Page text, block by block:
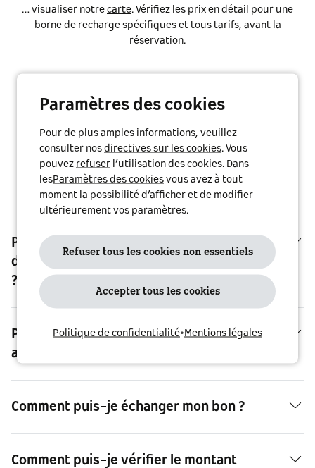
… visualiser notre carte. Vérifiez les prix en détail pour une
borne de recharge spécifiques et tous tarifs, avant la
réservation.
FAQs
Pourquoi suis-je facturé pour des sessions
de recharge qui ont eu lieu il y a longtemps
?
Pourquoi des frais d'occupation sont-ils
appliqués à mes sessions de recharge ?
Comment puis-je échanger mon bon ?
Comment puis-je vérifier le montant
Paramètres des cookies
Pour de plus amples informations, veuillez
consulter nos directives sur les cookies. Vous
pouvez refuser l’utilisation des cookies. Dans
lesParamètres des cookies vous avez à tout
moment la possibilité d’afficher et de modifier
ultérieurement vos paramètres.
Refuser tous les cookies non essentiels
Accepter tous les cookies
Politique de confidentialité• Mentions légales